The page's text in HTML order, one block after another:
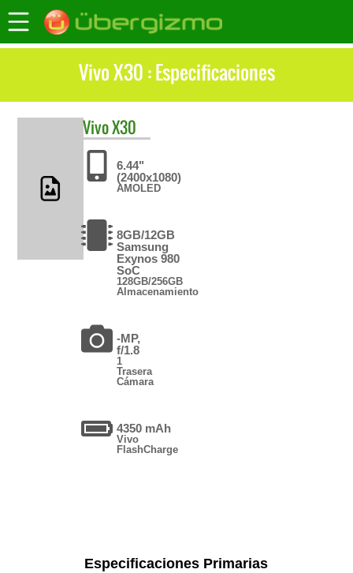
Vivo X30 : Especificaciones
VivoX30
6.44"
(2400x1080)
AMOLED
8GB/12GB
Samsung
Exynos 980
SoC
128GB/256GB
Almacenamiento
-MP,
f/1.8
1
Trasera
Cámara
4350 mAh
Vivo
FlashCharge
Especificaciones Primarias